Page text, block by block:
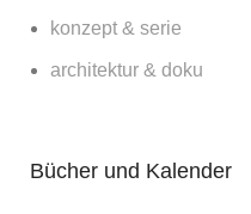
konzept & serie
architektur & doku
Bücher und Kalender